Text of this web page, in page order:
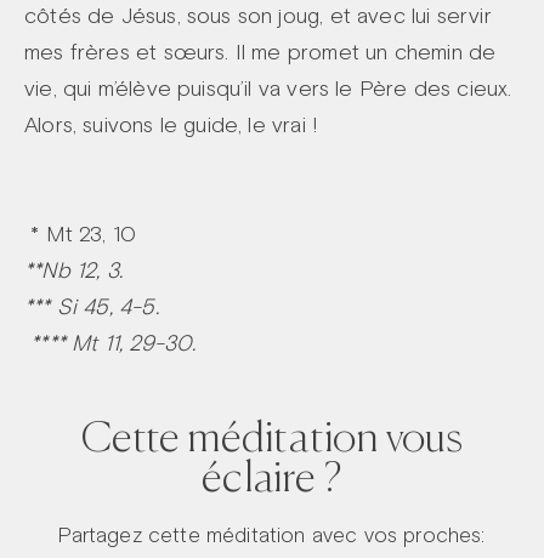
côtés de Jésus, sous son joug, et avec lui servir
mes frères et sœurs. Il me promet un chemin de
vie, qui m’élève puisqu’il va vers le Père des cieux.
Alors, suivons le guide, le vrai !
* Mt 23, 10
**Nb 12, 3.
*** Si 45, 4-5.
**** Mt 11, 29-30.
Cette méditation vous
éclaire ?
Partagez cette méditation avec vos proches: